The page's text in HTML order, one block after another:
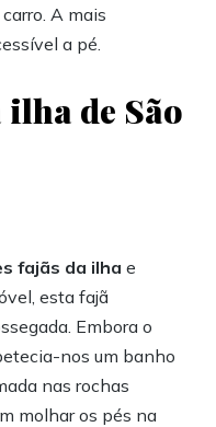
A mais
a pé.
de São
fajãs da ilha e
esta fajã
Embora o
nos um banho
nas rochas
molhar os pés na